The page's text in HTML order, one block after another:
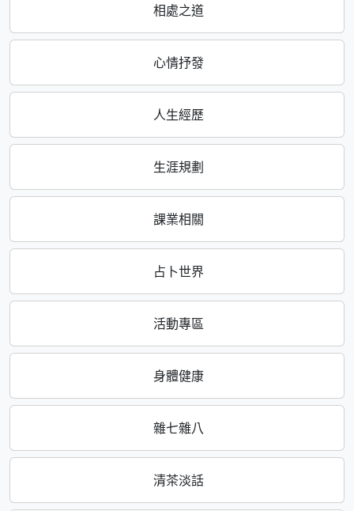
相處之道
心情抒發
人生經歷
生涯規劃
課業相關
占卜世界
活動專區
身體健康
雜七雜八
清茶淡話